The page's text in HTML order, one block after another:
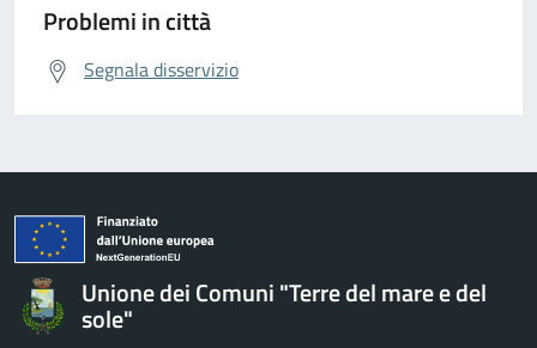
Problemi in città
Segnala disservizio
Unione dei Comuni "Terre del mare e del
sole"